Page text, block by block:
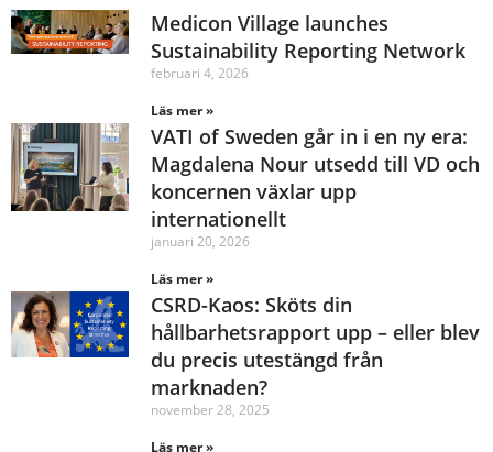
Medicon Village launches
Sustainability Reporting Network
februari 4, 2026
Läs mer »
VATI of Sweden går in i en ny era:
Magdalena Nour utsedd till VD och
koncernen växlar upp
internationellt
januari 20, 2026
Läs mer »
CSRD-Kaos: Sköts din
hållbarhetsrapport upp – eller blev
du precis utestängd från
marknaden?
november 28, 2025
Läs mer »